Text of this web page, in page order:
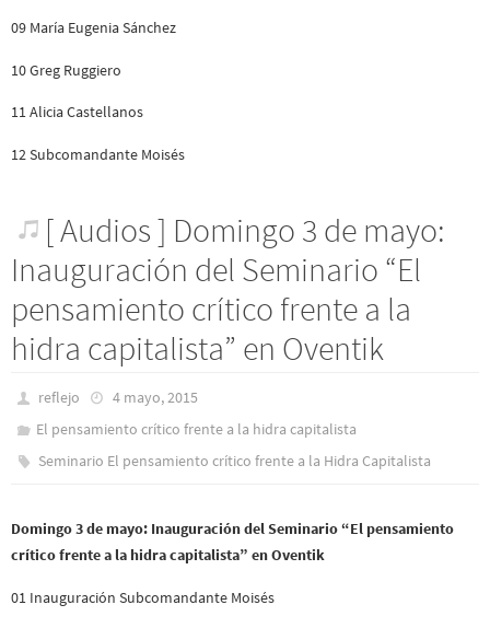
09 María Eugenia Sánchez
10 Greg Ruggiero
11 Alicia Castellanos
12 Subcomandante Moisés
[ Audios ] Domingo 3 de mayo:
Inauguración del Seminario “El
pensamiento crítico frente a la
hidra capitalista” en Oventik
reflejo
4 mayo, 2015
El pensamiento crítico frente a la hidra capitalista
Seminario El pensamiento crítico frente a la Hidra Capitalista
Domingo 3 de mayo: Inauguración del Seminario “El pensamiento
crítico frente a la hidra capitalista” en Oventik
01 Inauguración Subcomandante Moisés